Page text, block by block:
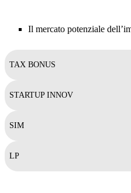
Il mercato potenziale
TAX BONUS
STARTUP INNOV
SIM
LP